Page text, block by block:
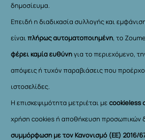
δημοσίευμα.
Επειδή η διαδικασία συλλογής και
είναιπλήρως αυτοματοποιημένη, το
φέρει καμία ευθύνηγια το περιεχόμενο,
απόψεις ή τυχόν παραβιάσεις που
ιστοσελίδες.
Η επισκεψιμότητα μετριέται μεcookieless
χρήση cookies ή αποθήκευση προσωπικών
συμμόρφωση με τον Κανονισμό (ΕΕ) 2016/